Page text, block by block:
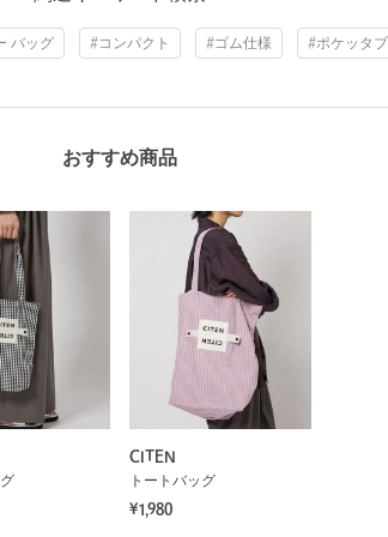
バッグ #コンパクト #ゴム仕様 #ポケッタ
おすすめ商品
CITEN
トートバッグ
¥1,980